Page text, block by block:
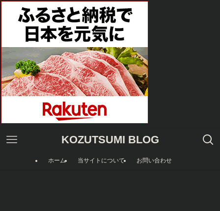
KOZUTSUMI BLOG
ホーム 当サイトについて お問い合わせ